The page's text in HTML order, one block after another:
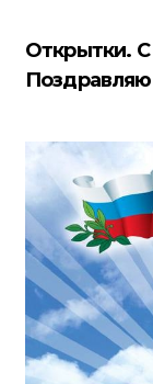
Открытки.
Поздравляю